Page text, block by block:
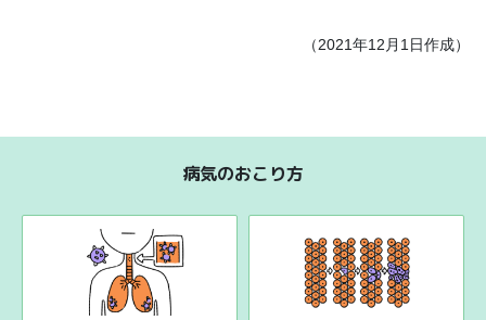
（2021年12月1日作成）
病気のおこり方